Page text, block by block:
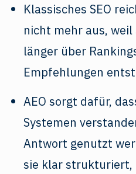
Klassisches SEO
nicht mehr aus,
länger über
Empfehlungen
AEO sorgt dafür,
Systemen
Antwort genutzt
sie klar